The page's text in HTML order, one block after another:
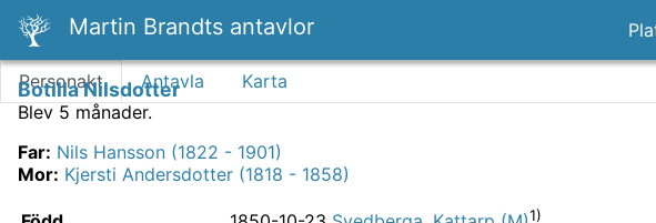
Martin Brandts antavlor
Personakt Antavla Karta
Botilla Nilsdotter
Blev 5 månader.
Far: Nils Hansson (1822 - 1901)
Mor: Kjersti Andersdotter (1818 - 1858)
1)